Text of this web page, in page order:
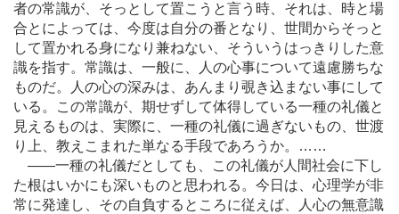
者の常識が、そっとして置こうと言う時、それは、時と場
合とによっては、今度は自分の番となり、世間からそっと
して置かれる身になり兼ねない、そういうはっきりした意
識を指す。常識は、一般に、人の心事について遠慮勝ちな
ものだ。人の心の深みは、あんまり覗き込まない事にして
いる。この常識が、期せずして体得している一種の礼儀と
見えるものは、実際に、一種の礼儀に過ぎないもの、世渡
り上、教えこまれた単なる手段であろうか。
… …
――一種の礼儀だとしても、この礼儀が人間社会に下し
た根はいかにも深いものと思われる。今日は、心理学が非
常に発達し、その自負するところに従えば、人心の無意識